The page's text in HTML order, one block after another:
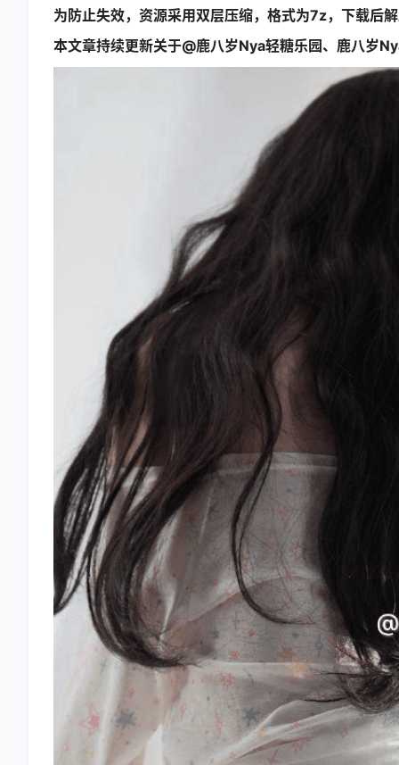
为防止失效，资源采用双层压缩，格式为7z，下载后
本文章持续更新关于@鹿八岁Nya轻糖乐园、鹿八岁